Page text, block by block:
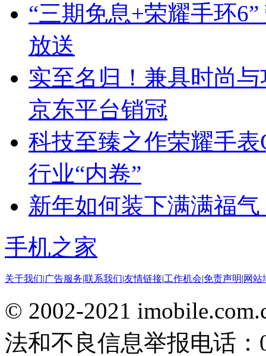
“三期免息+荣耀手环
放送
实至名归！兼具时尚
京东平台销冠
科技至臻之作荣耀手
行业“内卷”
新年如何装下满满福
手机之家
关于我们|广告服务|联系我们|友情链接|工作机会|免责声明|网站
© 2002-2021
法和不良信息举报电话：